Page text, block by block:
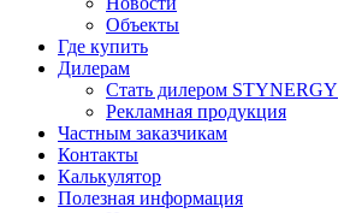
Объекты
Где купить
Дилерам
Стать дилером STYNERGY
Рекламная продукция
Частным заказчикам
Контакты
Калькулятор
Полезная информация